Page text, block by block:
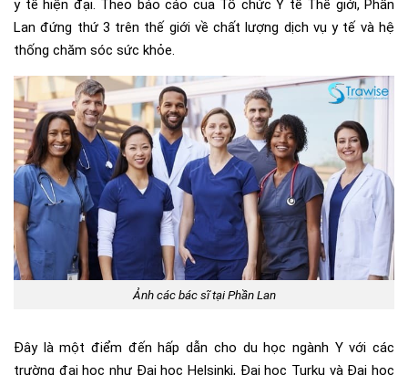
y tế hiện đại. Theo báo cáo của Tổ chức Y tế Thế giới, Phần
Lan đứng thứ 3 trên thế giới về chất lượng dịch vụ y tế và hệ
thống chăm sóc sức khỏe.
Ảnh các bác sĩ tại Phần Lan
Đây là một điểm đến hấp dẫn cho du học ngành Y với các
trường đại học như Đại học Helsinki, Đại học Turku và Đại học